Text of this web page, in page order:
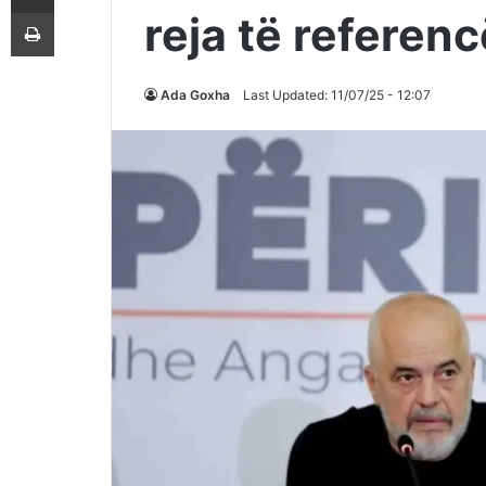
reja të
Ada Goxha Last Updated: 11/07/25 - 12:07